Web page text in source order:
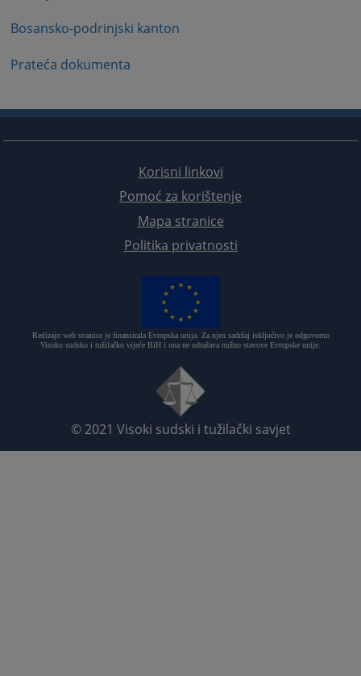
Bosansko-podrinjski kanton
Prateća dokumenta
Korisni linkovi
Pomoć za korištenje
Mapa stranice
Politika privatnosti
Redizajn web stranice je finansirala Evropska unija. Za njen sadržaj isključivo je odgovorno
Visoko sudsko i tužilačko vijeće BiH i ona ne odražava nužno stavove Evropske unije.
© 2021 Visoki sudski i tužilački savjet